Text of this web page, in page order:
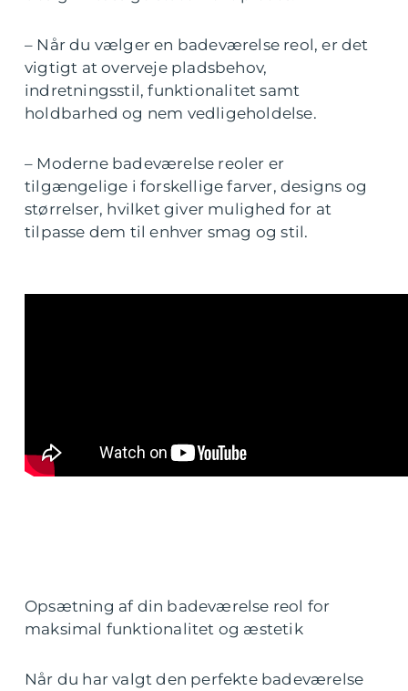
– Når du vælger en badeværelse reol, er det
vigtigt at overveje pladsbehov,
indretningsstil, funktionalitet samt
holdbarhed og nem vedligeholdelse.
– Moderne badeværelse reoler er
tilgængelige i forskellige farver, designs og
størrelser, hvilket giver mulighed for at
tilpasse dem til enhver smag og stil.
Opsætning af din badeværelse reol for
maksimal funktionalitet og æstetik
Når du har valgt den perfekte badeværelse